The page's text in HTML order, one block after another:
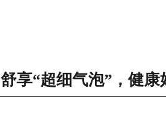
舒享“超细气泡”，健康